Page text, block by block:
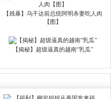
【残暴】乌干达前总统阿明杀妻吃人肉
【图】
【揭秘】超级逼真的越南“乳瓜”